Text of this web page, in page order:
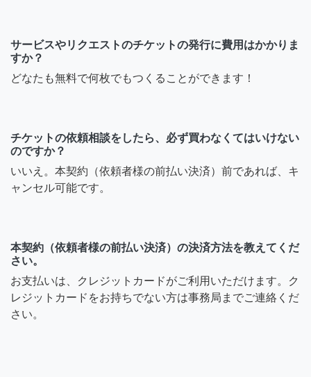
サービスやリクエストのチケットの発行に費用はかかりま
すか？
どなたも無料で何枚でもつくることができます！
チケットの依頼相談をしたら、必ず買わなくてはいけない
のですか？
いいえ。本契約（依頼者様の前払い決済）前であれば、キ
ャンセル可能です。
本契約（依頼者様の前払い決済）の決済方法を教えてくだ
さい。
お支払いは、クレジットカードがご利用いただけます。ク
レジットカードをお持ちでない方は事務局までご連絡くだ
さい。